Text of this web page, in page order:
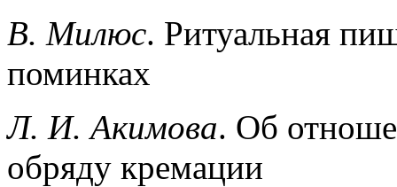
В. Милюс. Ритуальная
поминках
Л. И. Акимова. Об
обряду кремации